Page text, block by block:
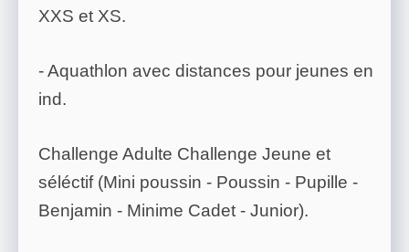
XXS et XS.
- Aquathlon avec distances pour jeunes en
ind.
Challenge Adulte Challenge Jeune et
séléctif (Mini poussin - Poussin - Pupille -
Benjamin - Minime Cadet - Junior).